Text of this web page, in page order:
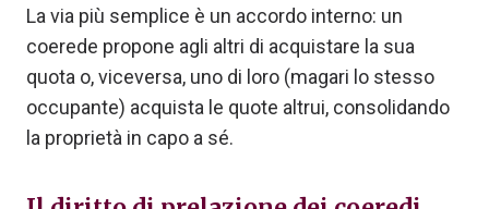
La via più semplice è un accordo interno: un
coerede propone agli altri di acquistare la sua
quota o, viceversa, uno di loro (magari lo stesso
occupante) acquista le quote altrui, consolidando
la proprietà in capo a sé.